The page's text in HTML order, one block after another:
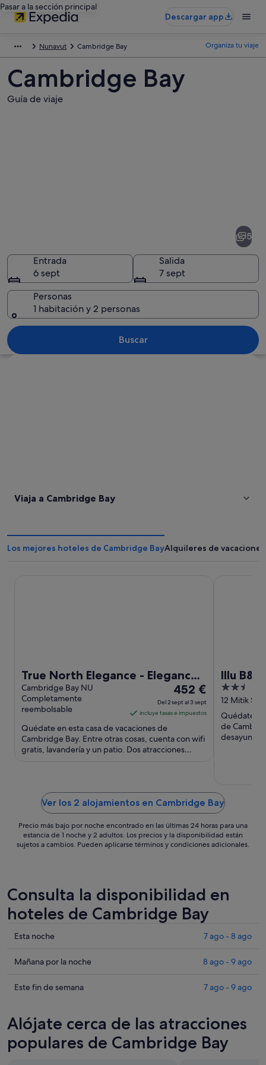
Pasar a la sección principal
Descargar app
Nunavut Cambridge Bay Organiza tu viaje
Cambridge Bay
Guía de viaje
Pequeña estructura de madera
5
Entrada
6 sept
Salida
7 sept
Personas
1 habitación y 2 personas
Buscar
Viaja a Cambridge Bay
Los mejores hoteles de Cambridge BayAlquileres de
True North Elegance - Elegance
at the Edge of the World,
Cambridge Bay NU
Completamente
reembolsable
El
precio
es
452 €
por
sept
al
3
sept
452 €
Del 2 sept al 3 sept
incluye tasas e impuestos
Quédate en esta casa de vacaciones de
Cambridge Bay. Entre otras cosas, cuenta con wifi
gratis, lavandería y un patio. Dos atracciones
Illu B&B
2.5
out
of
5
12 Mitik St
Quédate
de
desayuno
Ver los 2 alojamientos en Cambridge Bay
Precio más bajo por noche encontrado en las últimas 24 horas para una
estancia de 1 noche y 2 adultos. Los precios y la disponibilidad están
sujetos a cambios. Pueden aplicarse términos y condiciones adicionales.
Consulta la disponibilidad en
hoteles de Cambridge Bay
Comprueba
precios
Cambridge
esta
noche,
7
Esta noche 7 ago - 8 ago
Comprueba
precios
Bay
para
mañana
Mañana por la noche 8 ago - 9 ago
Comprueba
en
Cambridge
Bay
Este fin de semana 7 ago - 9 ago
Alójate cerca de las atracciones
populares de Cambridge Bay